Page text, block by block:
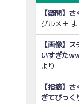
【疑問】
グルメ王よ
【画像】
いすぎた
より
【指摘】
ぎてびっく